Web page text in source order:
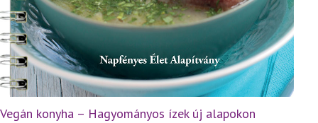
Vegán konyha – Hagyományos ízek új alapokon